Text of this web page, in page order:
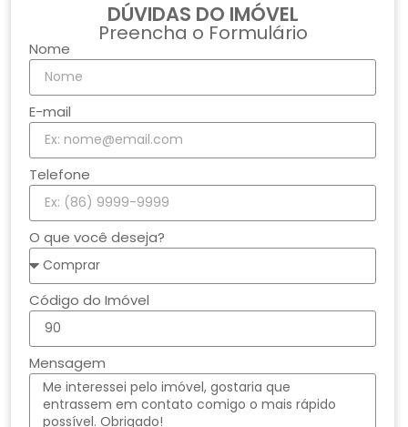
DÚVIDAS DO IMÓVEL
Preencha o Formulário
Nome
E-mail
Telefone
O que você deseja?
Código do Imóvel
Mensagem